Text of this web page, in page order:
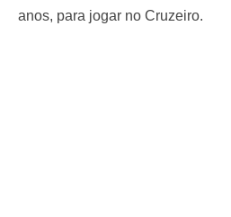
anos, para jogar no Cruzeiro.